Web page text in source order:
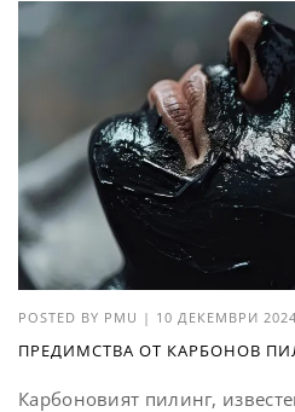
POSTED BY PMU | 10 ДЕКЕМВРИ 2024
ПРЕДИМСТВА ОТ КАРБОНОВ
Карбоновият пилинг,